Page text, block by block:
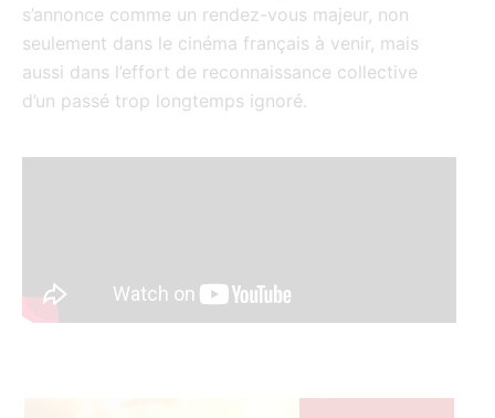
s’annonce comme un rendez-vous majeur, non
seulement dans le cinéma français à venir, mais
aussi dans l’effort de reconnaissance collective
d’un passé trop longtemps ignoré.